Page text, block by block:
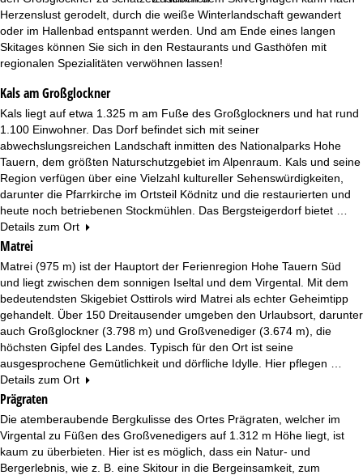
Herzenslust gerodelt, durch die weiße Winterlandschaft gewandert
oder im Hallenbad entspannt werden. Und am Ende eines langen
Skitages können Sie sich in den Restaurants und Gasthöfen mit
regionalen Spezialitäten verwöhnen lassen!
Kals am Großglockner
Kals liegt auf etwa 1.325 m am Fuße des Großglockners und hat rund
1.100 Einwohner. Das Dorf befindet sich mit seiner
abwechslungsreichen Landschaft inmitten des Nationalparks Hohe
Tauern, dem größten Naturschutzgebiet im Alpenraum. Kals und seine
Region verfügen über eine Vielzahl kultureller Sehenswürdigkeiten,
darunter die Pfarrkirche im Ortsteil Ködnitz und die restaurierten und
heute noch betriebenen Stockmühlen. Das Bergsteigerdorf bietet …
Details zum Ort
Matrei
Matrei (975 m) ist der Hauptort der Ferienregion Hohe Tauern Süd
und liegt zwischen dem sonnigen Iseltal und dem Virgental. Mit dem
bedeutendsten Skigebiet Osttirols wird Matrei als echter Geheimtipp
gehandelt. Über 150 Dreitausender umgeben den Urlaubsort, darunter
auch Großglockner (3.798 m) und Großvenediger (3.674 m), die
höchsten Gipfel des Landes. Typisch für den Ort ist seine
ausgesprochene Gemütlichkeit und dörfliche Idylle. Hier pflegen …
Details zum Ort
Prägraten
Die atemberaubende Bergkulisse des Ortes Prägraten, welcher im
Virgental zu Füßen des Großvenedigers auf 1.312 m Höhe liegt, ist
kaum zu überbieten. Hier ist es möglich, dass ein Natur- und
Bergerlebnis, wie z. B. eine Skitour in die Bergeinsamkeit, zum